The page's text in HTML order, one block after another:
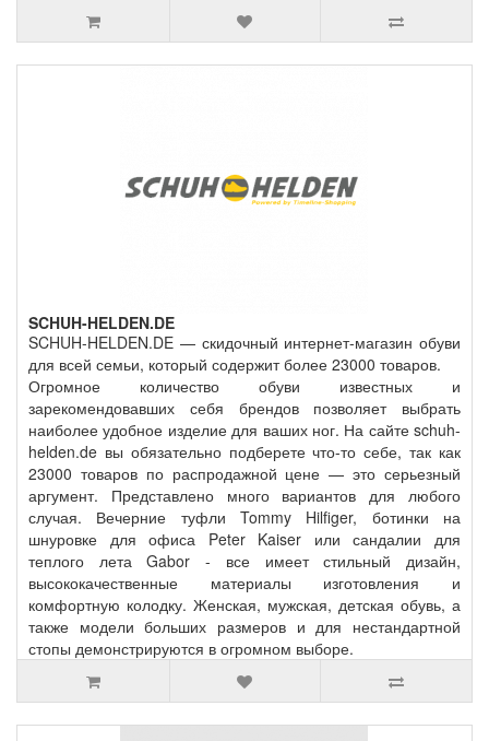
SCHUH-HELDEN.DE
SCHUH-HELDEN.DE — скидочный интернет-магазин обуви
для всей семьи, который содержит более 23000 товаров.
Огромное количество обуви известных и
зарекомендовавших себя брендов позволяет выбрать
наиболее удобное изделие для ваших ног. На сайте schuh-
helden.de вы обязательно подберете что-то себе, так как
23000 товаров по распродажной цене — это серьезный
аргумент. Представлено много вариантов для любого
случая. Вечерние туфли Tommy Hilfiger, ботинки на
шнуровке для офиса Peter Kaiser или сандалии для
теплого лета Gabor - все имеет стильный дизайн,
высококачественные материалы изготовления и
комфортную колодку. Женская, мужская, детская обувь, а
также модели больших размеров и для нестандартной
стопы демонстрируются в огромном выборе.